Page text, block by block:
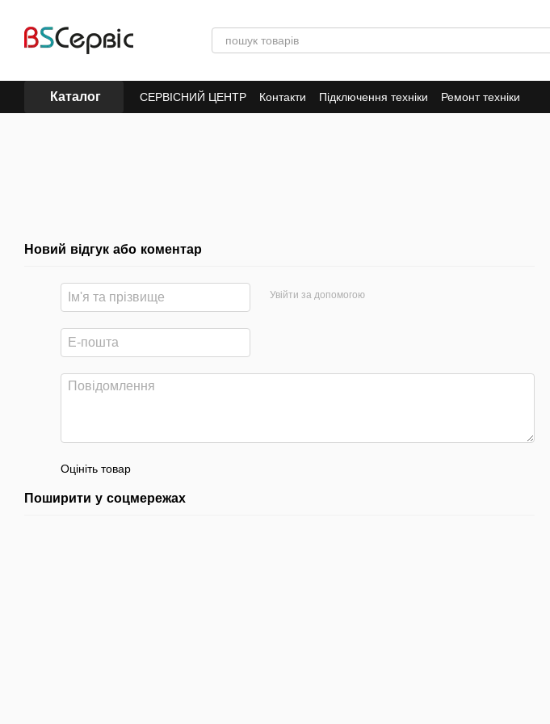
Каталог СЕРВІСНИЙ ЦЕНТР Контакти Підключення техніки Ремонт техніки
Новий відгук або коментар
Увійти за допомогою
Оцініть товар
Поширити у соцмережах